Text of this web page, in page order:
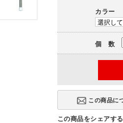
カラー
個 数
この商品をシェアする